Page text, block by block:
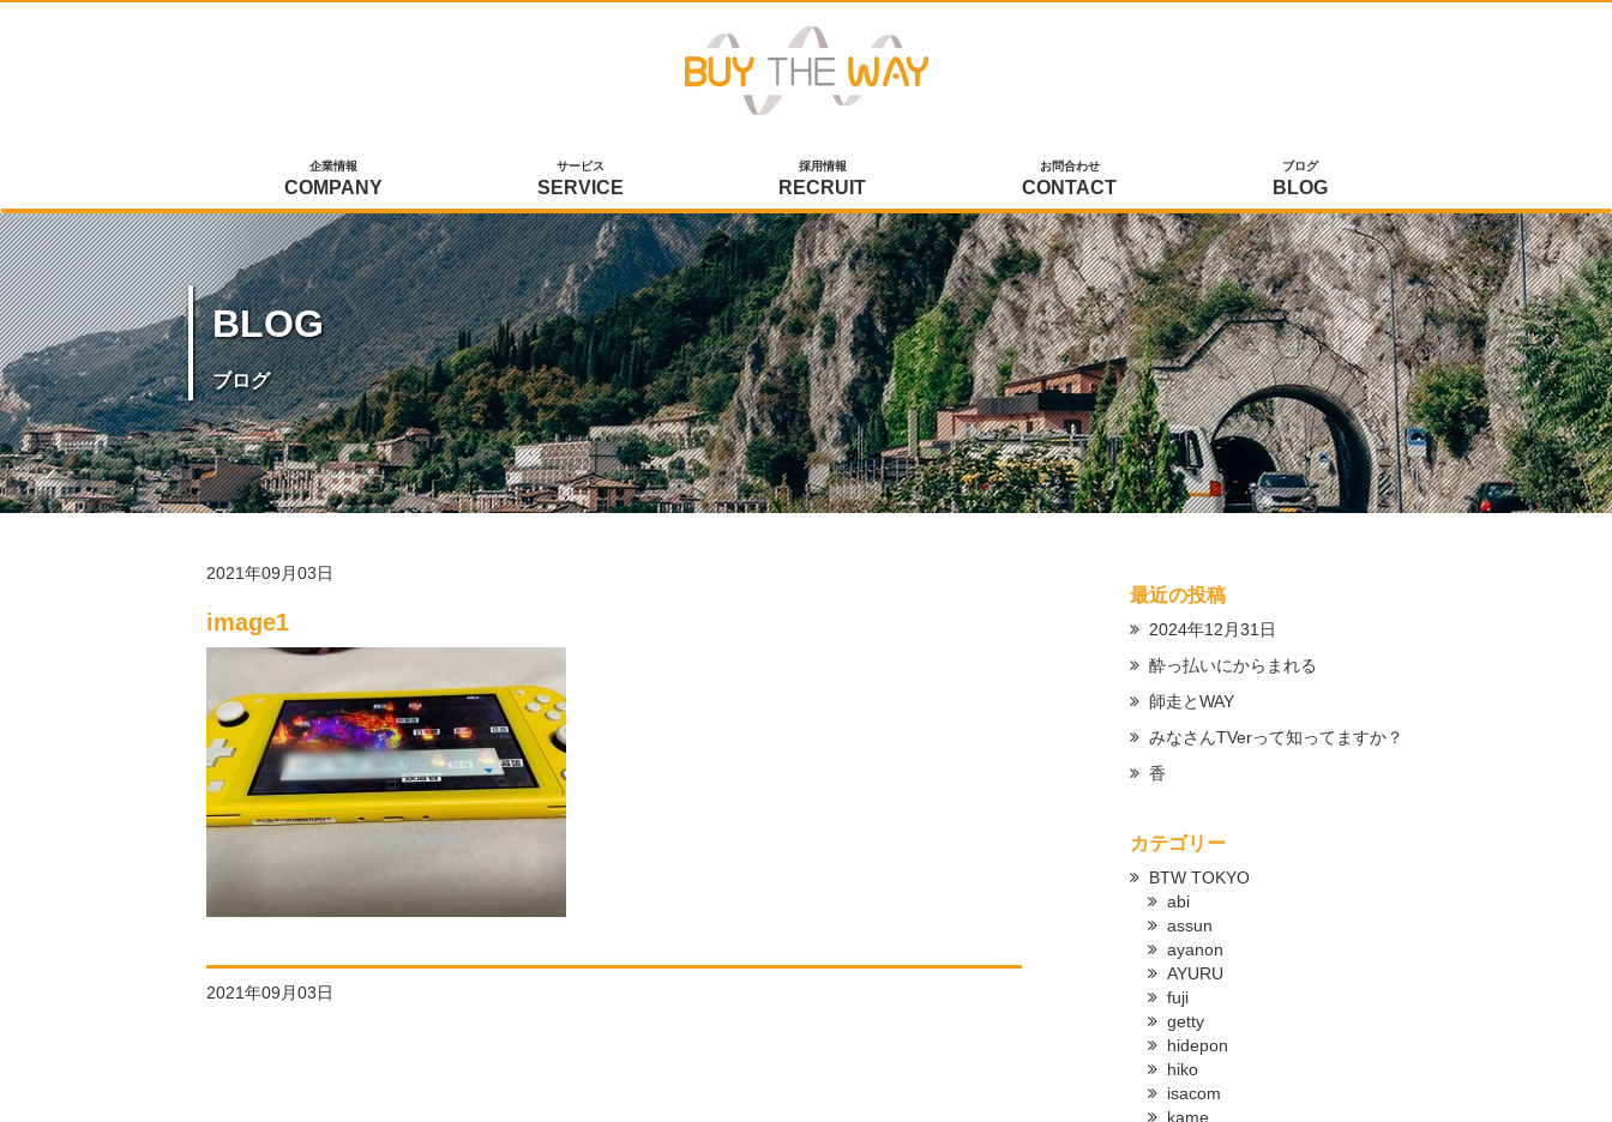
企業情報
COMPANY
サービス
SERVICE
採用情報
RECRUIT
お問合わせ
CONTACT
ブログ
BLOG
BLOG
ブログ
2021年09月03日
image1
2021年09月03日
最近の投稿
2024年12月31日
酔っ払いにからまれる
師走とWAY
みなさんTVerって知ってますか？
香
カテゴリー
BTW TOKYO
abi
assun
ayanon
AYURU
fuji
getty
hidepon
hiko
isacom
kame